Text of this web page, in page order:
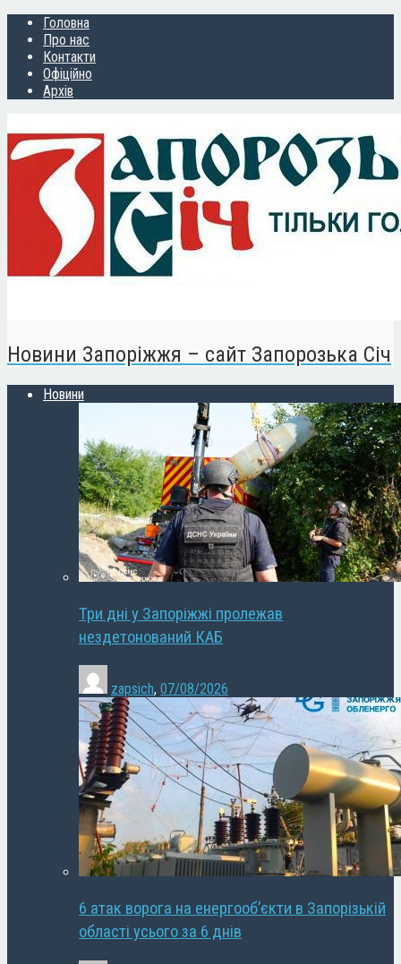
Головна
Про нас
Контакти
Офіційно
Архів
Новини Запоріжжя – сайт Запорозька Січ
Новини
Три дні у Запоріжжі пролежав
нездетонований КАБ
zapsich, 07/08/2026
6 атак ворога на енергооб’єкти в Запорізькій
області усього за 6 днів